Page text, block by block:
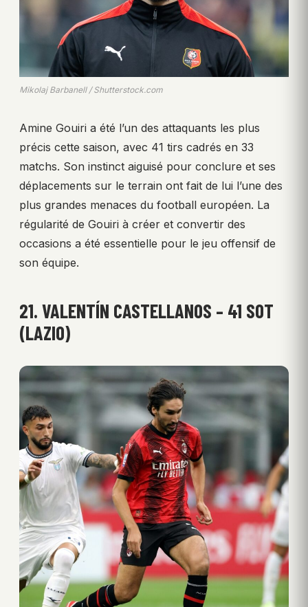
Mikolaj Barbanell / Shutterstock.com
Amine Gouiri a été l’un des attaquants les plus
précis cette saison, avec 41 tirs cadrés en 33
matchs. Son instinct aiguisé pour conclure et ses
déplacements sur le terrain ont fait de lui l’une des
plus grandes menaces du football européen. La
régularité de Gouiri à créer et convertir des
occasions a été essentielle pour le jeu offensif de
son équipe.
21. VALENTÍN CASTELLANOS – 41 SOT
(LAZIO)